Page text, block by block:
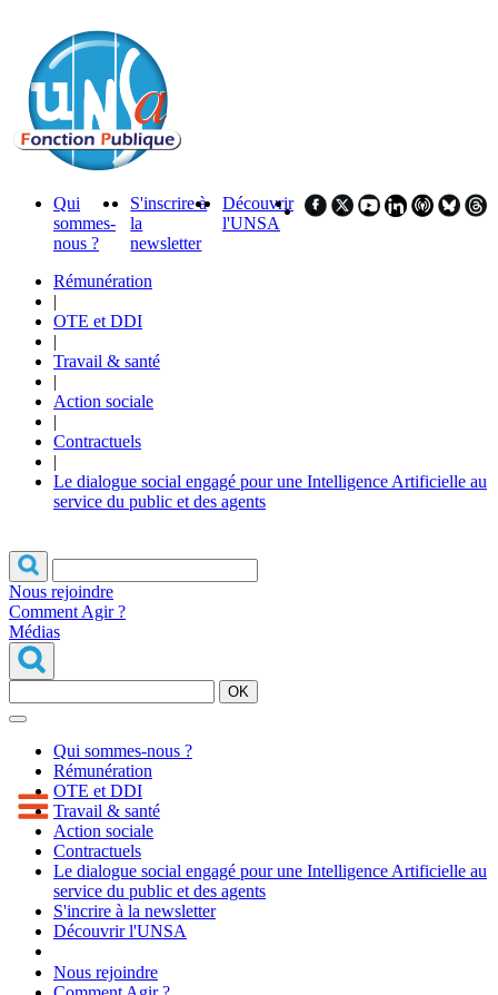
Qui
sommes-
nous ?
S'inscrire à
la
newsletter
Découvrir
l'UNSA
Rémunération
|
OTE et DDI
|
Travail & santé
|
Action sociale
|
Contractuels
|
Le dialogue social engagé pour une Intelligence Artificielle au
service du public et des agents
Nous rejoindre
Comment Agir ?
Médias
OK
Qui sommes-nous ?
Rémunération
OTE et DDI
Travail & santé
Action sociale
Contractuels
Le dialogue social engagé pour une Intelligence Artificielle au
service du public et des agents
S'incrire à la newsletter
Découvrir l'UNSA
Nous rejoindre